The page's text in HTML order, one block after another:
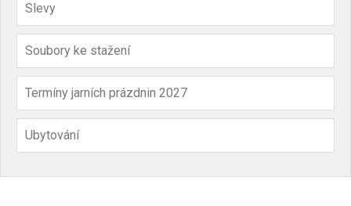
Slevy
Soubory ke stažení
Termíny jarních prázdnin 2027
Ubytování